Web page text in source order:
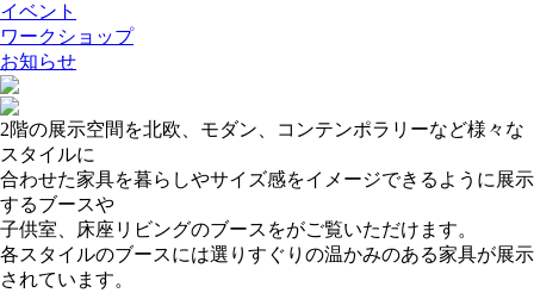
イベント
ワークショップ
お知らせ
2階の展示空間を北欧、モダン、コンテンポラリーなど様々な
スタイルに
合わせた家具を暮らしやサイズ感をイメージできるように展示
するブースや
子供室、床座リビングのブースをがご覧いただけます。
各スタイルのブースには選りすぐりの温かみのある家具が展示
されています。